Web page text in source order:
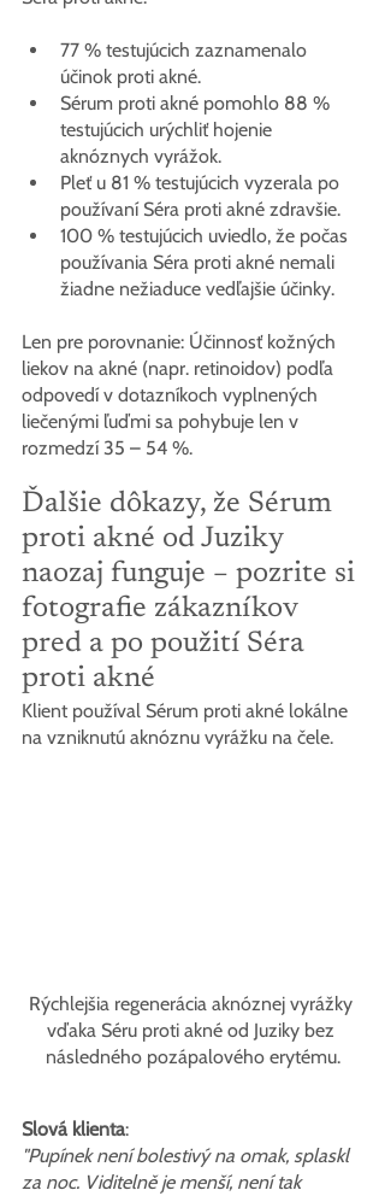
77 % testujúcich zaznamenalo
účinok proti akné.
Sérum proti akné pomohlo 88 %
testujúcich urýchliť hojenie
aknóznych vyrážok.
Pleť u 81 % testujúcich vyzerala po
používaní Séra proti akné zdravšie.
100 % testujúcich uviedlo, že počas
používania Séra proti akné nemali
žiadne nežiaduce vedľajšie účinky.
Len pre porovnanie: Účinnosť kožných
liekov na akné (napr. retinoidov) podľa
odpovedí v dotazníkoch vyplnených
liečenými ľuďmi sa pohybuje len v
rozmedzí 35 – 54 %.
Ďalšie dôkazy, že Sérum
proti akné od Juziky
naozaj funguje – pozrite si
fotografie zákazníkov
pred a po použití Séra
proti akné
Klient používal Sérum proti akné lokálne
na vzniknutú aknóznu vyrážku na čele.
Rýchlejšia regenerácia aknóznej vyrážky
vďaka Séru proti akné od Juziky bez
následného pozápalového erytému.
Slová klienta:
"Pupínek není bolestivý na omak, splaskl
za noc. Viditelně je menší, není tak